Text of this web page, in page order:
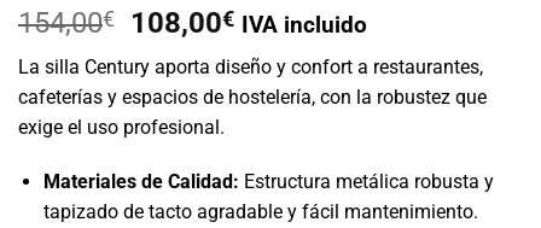
154,00€
El
original
era:
154,00€.
108,00€El
precio
actual
es:
IVA incluido
La silla Century aporta diseño y confort a restaurantes,
cafeterías y espacios de hostelería, con la robustez que
exige el uso profesional.
Materiales de Calidad: Estructura metálica robusta y
tapizado de tacto agradable y fácil mantenimiento.